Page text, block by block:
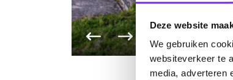
Deze website
We gebruiken
websiteverkeer te
media, adverteren
Vorige fotoVolgende foto